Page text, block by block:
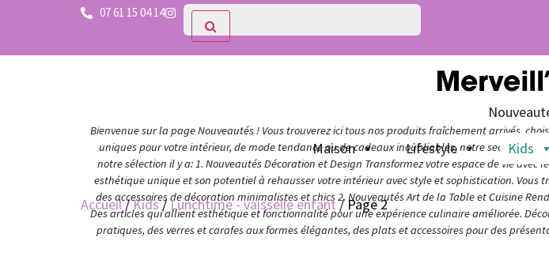
07 61 15 04 14
Bienvenue sur la page Nouveautés ! Vous trouverez ici tous nos produits fraîchement arrivés,
uniques pour votre intérieur, de mode tendance ou de cadeaux inoubliables, notre section
notre sélection il y a: 1. Nouveautés Décoration et Design Transformez votre espace de vie
esthétique unique et son potentiel à rehausser votre intérieur avec style et sophistication.
des accessoires de décoration minimalistes et chics 2. Nouveautés Art de la Table et Cuisine
Des articles qui allient esthétique et fonctionnalité pour une expérience culinaire améliorée.
pratiques, des verres et carafes aux formes élégantes, des plats et accessoires pour des
Maison Lifestyle Kids
Accueil/Kids/Lunchtime - vaisselle enfant/ Page 2